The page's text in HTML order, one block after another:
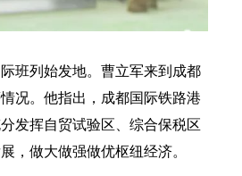
班列始发地。曹立军来到成都
况。他指出，成都国际铁路港
发挥自贸试验区、综合保税区
，做大做强做优枢纽经济。